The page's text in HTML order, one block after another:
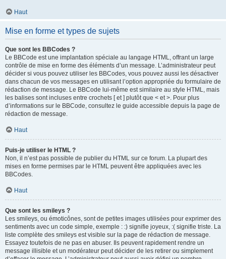
Haut
Mise en forme et types de sujets
Que sont les BBCodes ?
Le BBCode est une implantation spéciale au langage HTML, offrant un large
contrôle de mise en forme des éléments d’un message. L’administrateur peut
décider si vous pouvez utiliser les BBCodes, vous pouvez aussi les désactiver
dans chacun de vos messages en utilisant l’option appropriée du formulaire de
rédaction de message. Le BBCode lui-même est similaire au style HTML, mais
les balises sont incluses entre crochets [ et ] plutôt que < et >. Pour plus
d’informations sur le BBCode, consultez le guide accessible depuis la page de
rédaction de message.
Haut
Puis-je utiliser le HTML ?
Non, il n’est pas possible de publier du HTML sur ce forum. La plupart des
mises en forme permises par le HTML peuvent être appliquées avec les
BBCodes.
Haut
Que sont les smileys ?
Les smileys, ou émoticônes, sont de petites images utilisées pour exprimer des
sentiments avec un code simple, exemple : :) signifie joyeux, :( signifie triste. La
liste complète des smileys est visible sur la page de rédaction de message.
Essayez toutefois de ne pas en abuser. Ils peuvent rapidement rendre un
message illisible et un modérateur peut décider de les retirer ou simplement